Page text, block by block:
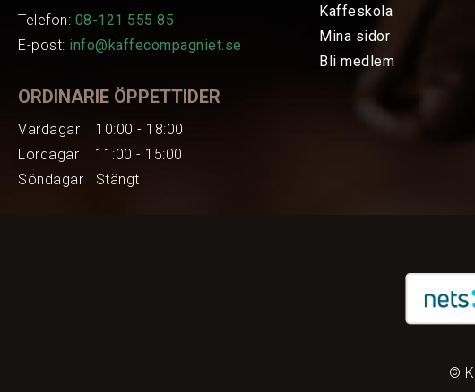
Telefon: 08-121 555 85
E-post: info@kaffecompagniet.se
ORDINARIE ÖPPETTIDER
Vardagar 10:00 - 18:00
Lördagar 11:00 - 15:00
Söndagar Stängt
Kaffeskola
Mina sidor
Bli medlem
©